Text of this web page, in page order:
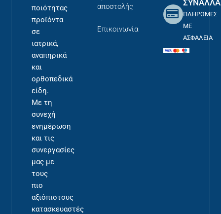
ποιότητας
προϊόντα
σε
ιατρικά,
αναπηρικά
και
ορθοπεδικά
είδη.
Με τη
συνεχή
ενημέρωση
και τις
συνεργασίες
μας με
τους
πιο
αξιόπιστους
κατασκευαστές
αποστολής
Επικοινωνία
ΠΛΗΡΩΜΕΣ
ΜΕ
ΑΣΦΑΛΕΙΑ